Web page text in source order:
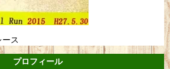
ス
プロフィール